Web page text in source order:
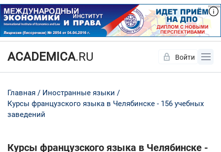
ACADEMICA.RU Войти
Главная
Иностранные языки
Курсы французского языка в Челябинске - 156 учебных
заведений
Курсы французского языка в Челябинске -
Да Нет